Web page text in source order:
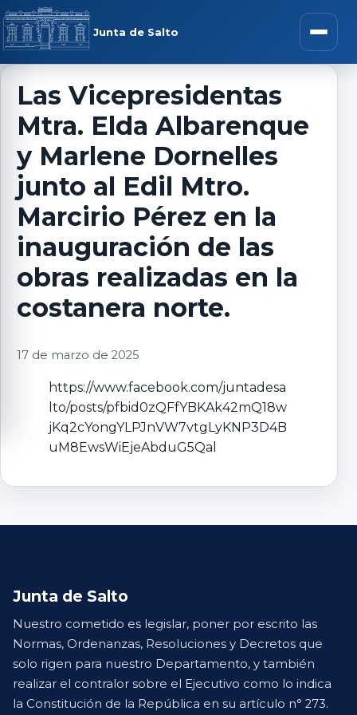
Saltar al contenido
Junta de Salto Abrir
menú
Las Vicepresidentas
Mtra. Elda Albarenque
y Marlene Dornelles
junto al Edil Mtro.
Marcirio Pérez en la
inauguración de las
obras realizadas en la
costanera norte.
17 de marzo de 2025
https://www.facebook.com/juntadesa
lto/posts/pfbid0zQFfYBKAk42mQ18w
jKq2cYongYLPJnVW7vtgLyKNP3D4B
uM8EwsWiEjeAbduG5Qal
Junta de Salto
Nuestro cometido es legislar, poner por escrito las
Normas, Ordenanzas, Resoluciones y Decretos que
solo rigen para nuestro Departamento, y también
realizar el contralor sobre el Ejecutivo como lo indica
la Constitución de la República en su artículo n° 273.